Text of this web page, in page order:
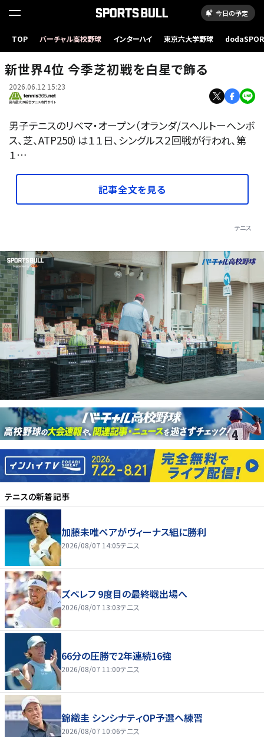
今日の予定
TOP バーチャル高校野球 インターハイ 東京六大学野球
新世界4位 今季芝初戦を白星で飾る
2026.06.12 15:23
男子テニスのリベマ・オープン（オランダ/スヘルトーヘンボ
ス、芝、ATP250）は１１日、シングルス２回戦が行われ、第
１…
記事全文を見る
テニス
テニスの新着記事
加藤未唯ペアがヴィーナス組に勝利
2026/08/07 14:05テニス
ズベレフ 9度目の最終戦出場へ
2026/08/07 13:03テニス
66分の圧勝で2年連続16強
2026/08/07 11:00テニス
錦織圭 シンシナティOP予選へ練習
2026/08/07 10:06テニス